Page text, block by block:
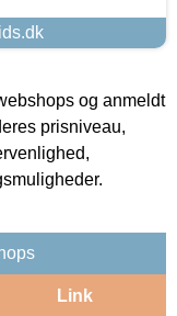
og anmeldt
prisniveau,
Link